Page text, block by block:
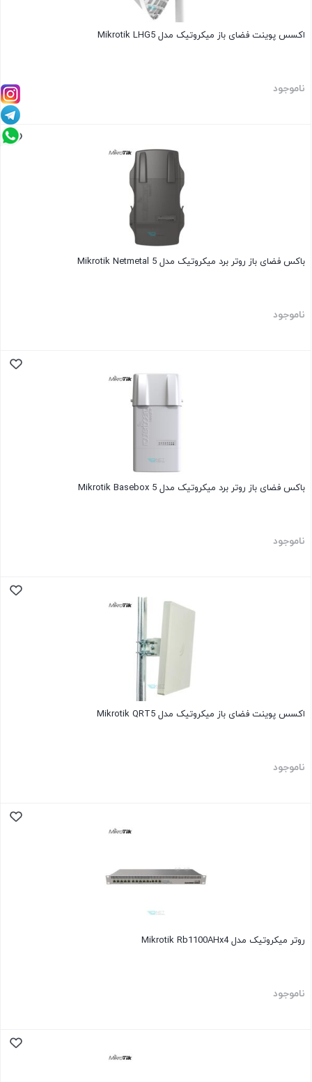
اکسس پوینت فضای باز میکروتیک مدل Mikrotik LHG5
ناموجود
باکس فضای باز روتر برد میکروتیک مدل Mikrotik Netmetal 5
ناموجود
باکس فضای باز روتر برد میکروتیک مدل Mikrotik Basebox 5
ناموجود
اکسس پوینت فضای باز میکروتیک مدل Mikrotik QRT5
ناموجود
روتر میکروتیک مدل Mikrotik Rb1100AHx4
ناموجود